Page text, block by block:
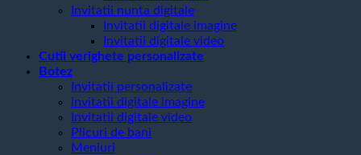
Invitatii nunta digitale
Invitatii digitale imagine
Invitatii digitale video
Cutii verighete personalizate
Botez
Invitatii personalizate
invitatii digitale imagine
Invitatii digitale video
Plicuri de bani
Meniuri